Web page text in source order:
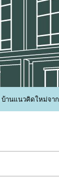
บ้านแนวคิดใหม่จาก